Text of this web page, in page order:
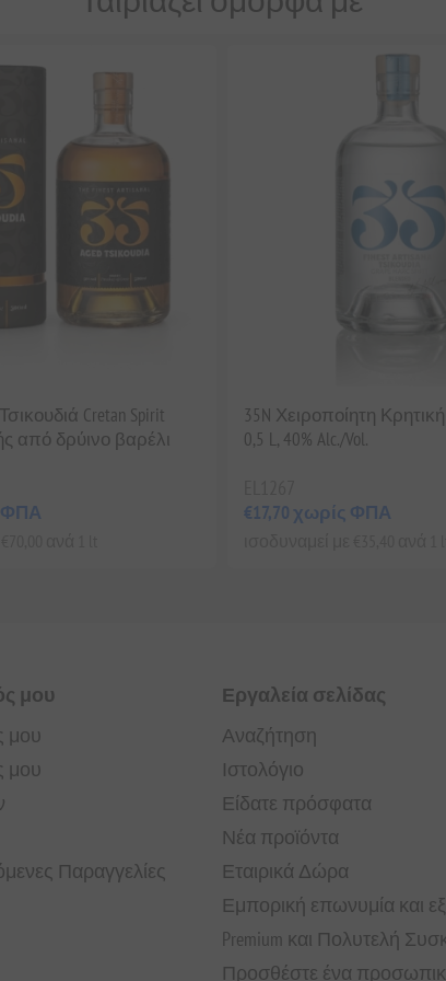
Cretan Spirit
από δρύινο βαρέλι
ΦΠΑ
35N Χειροποίητη
0,5 L, 40% Alc./Vol.
€17,70 χωρίς ΦΠΑ
μου
μου
μου
Παραγγελίες
Εργαλεία σελίδας
Αναζήτηση
Ιστολόγιο
Είδατε πρόσφατα
Νέα προϊόντα
Εταιρικά Δώρα
Εμπορική επωνυμία και
Premium και Πολυτελή
Προσθέστε ένα